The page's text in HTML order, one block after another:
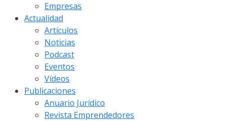
Empresas
Actualidad
Artículos
Noticias
Podcast
Eventos
Vídeos
Publicaciones
Anuario Jurídico
Revista Emprendedores